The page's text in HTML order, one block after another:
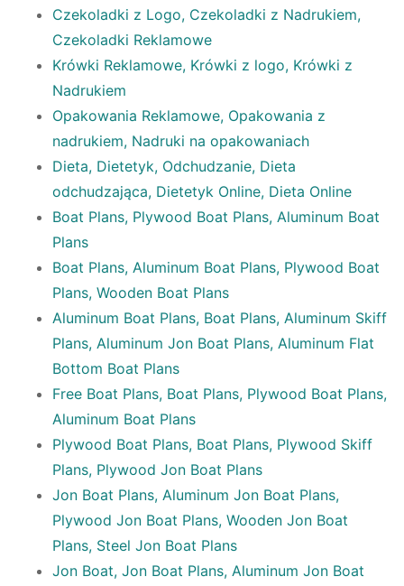
Czekoladki z Logo, Czekoladki z Nadrukiem,
Czekoladki Reklamowe
Krówki Reklamowe, Krówki z logo, Krówki z
Nadrukiem
Opakowania Reklamowe, Opakowania z
nadrukiem, Nadruki na opakowaniach
Dieta, Dietetyk, Odchudzanie, Dieta
odchudzająca, Dietetyk Online, Dieta Online
Boat Plans, Plywood Boat Plans, Aluminum Boat
Plans
Boat Plans, Aluminum Boat Plans, Plywood Boat
Plans, Wooden Boat Plans
Aluminum Boat Plans, Boat Plans, Aluminum Skiff
Plans, Aluminum Jon Boat Plans, Aluminum Flat
Bottom Boat Plans
Free Boat Plans, Boat Plans, Plywood Boat Plans,
Aluminum Boat Plans
Plywood Boat Plans, Boat Plans, Plywood Skiff
Plans, Plywood Jon Boat Plans
Jon Boat Plans, Aluminum Jon Boat Plans,
Plywood Jon Boat Plans, Wooden Jon Boat
Plans, Steel Jon Boat Plans
Jon Boat, Jon Boat Plans, Aluminum Jon Boat